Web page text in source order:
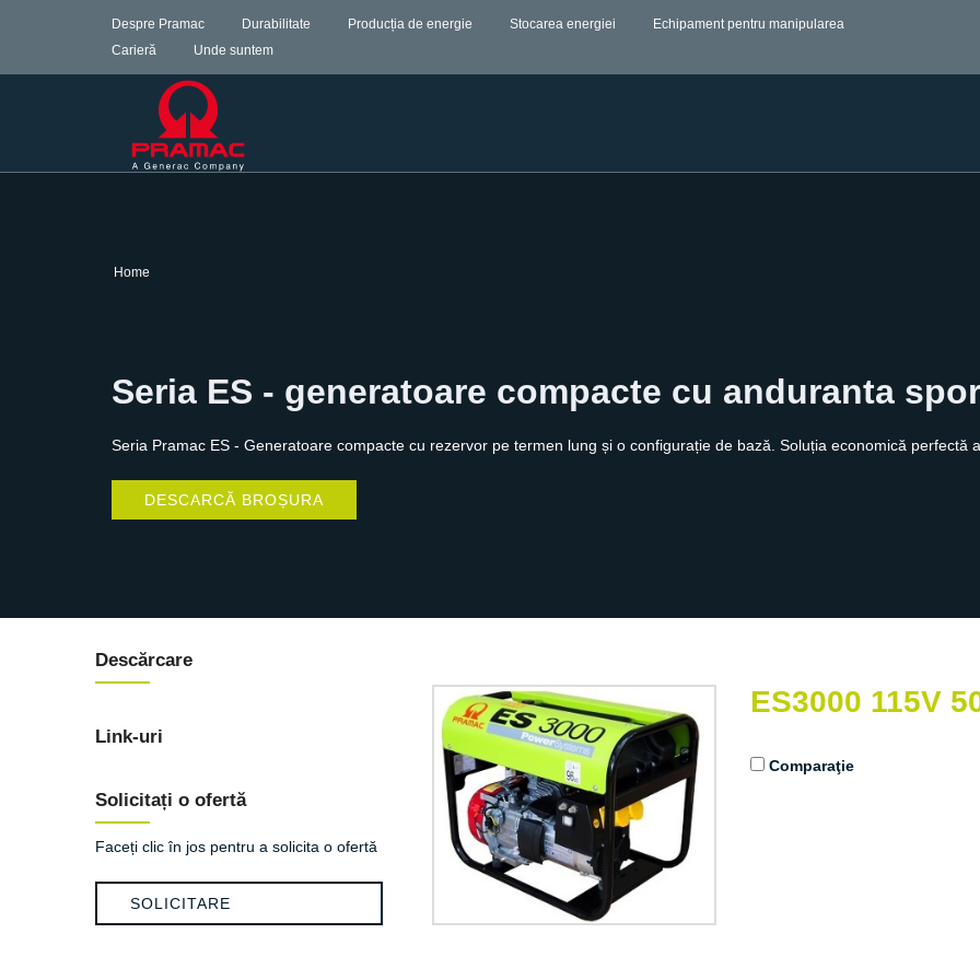
Despre Pramac Durabilitate Producția de energie Stocarea energiei
Echipament pentru manipularea
Carieră
Unde suntem
Home
Seria ES - generatoare compacte cu anduranta
Seria Pramac ES - Generatoare compacte cu rezervor pe termen lung și o configurație de bază. Soluția economică perfectă
DESCARCĂ BROȘURA
Descărcare
Link-uri
Solicitați o ofertă
Faceți clic în jos pentru a solicita o ofertă
SOLICITARE
ES3000 115V
Comparaţie